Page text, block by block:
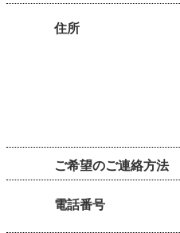
住所
ご希望のご連絡方法
電話番号